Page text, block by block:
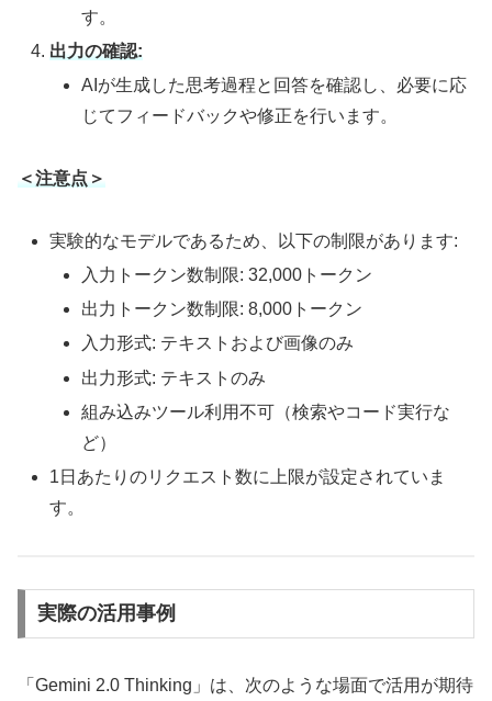
す。
出力の確認:
AIが生成した思考過程と回答を確認し、必要に応
じてフィードバックや修正を行います。
＜注意点＞
実験的なモデルであるため、以下の制限があります:
入力トークン数制限: 32,000トークン
出力トークン数制限: 8,000トークン
入力形式: テキストおよび画像のみ
出力形式: テキストのみ
組み込みツール利用不可（検索やコード実行な
ど）
1日あたりのリクエスト数に上限が設定されていま
す。
実際の活用事例
「Gemini 2.0 Thinking」は、次のような場面で活用が期待